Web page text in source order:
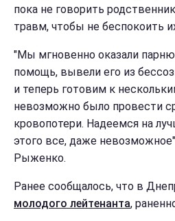
пока не говорить
травм, чтобы не беспокоить
"Мы мгновенно оказали
помощь, вывели его из
и теперь готовим к
невозможно было провести
кровопотери. Надеемся на
этого все, даже
Рыженко.
Ранее сообщалось, что в
молодого лейтенанта,